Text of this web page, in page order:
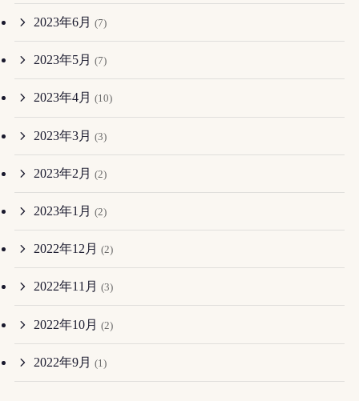
2023年6月 (7)
2023年5月 (7)
2023年4月 (10)
2023年3月 (3)
2023年2月 (2)
2023年1月 (2)
2022年12月 (2)
2022年11月 (3)
2022年10月 (2)
2022年9月 (1)